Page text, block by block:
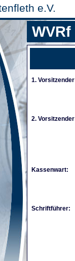
e.V.
WVRf
1.
2.
Kassenwart:
Schriftführer: